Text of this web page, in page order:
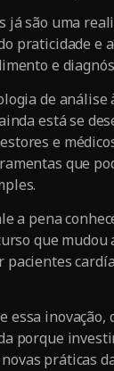
já são uma
praticidade e
e
de análise
está se
e
que
a pena
que mudou
essa inovação,
porque
práticas